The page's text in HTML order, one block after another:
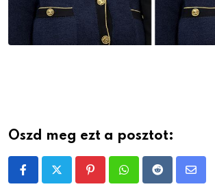
Oszd meg ezt a posztot:
PinterestWhatsappRedditShare